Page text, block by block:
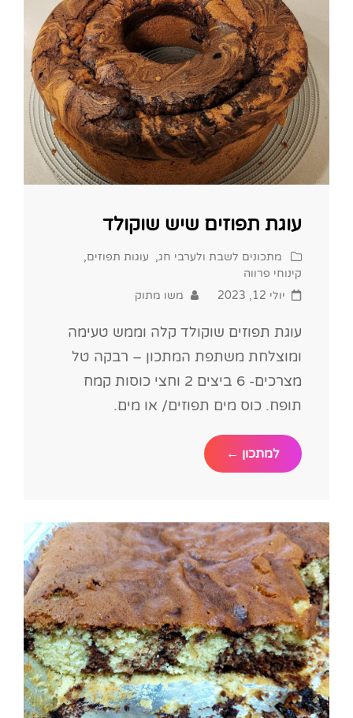
!
עוגת תפוזים שיש שוקולד
Cat
Links
מתכונים לשבת ולערבי חג, עוגות תפוזים,
קינוחי פרווה
Posted
יולי 12, 2023 משו מתוק
עוגת תפוזים שוקולד קלה וממש טעימה
ומוצלחת משתפת המתכון – רבקה טל
מצרכים- 6 ביצים 2 וחצי כוסות קמח
תופח. כוס מים תפוזים/ או מים.
למתכון ← עוגת
תפוזים